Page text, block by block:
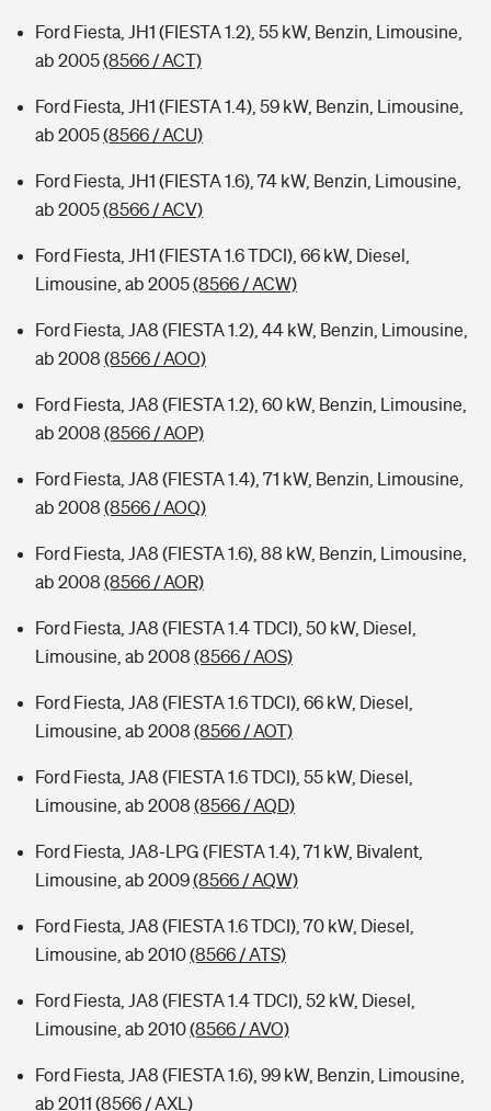
Ford Fiesta, JH1 (FIESTA 1.2), 55 kW, Benzin, Limousine,
ab 2005(8566 / ACT)
Ford Fiesta, JH1 (FIESTA 1.4), 59 kW, Benzin, Limousine,
ab 2005(8566 / ACU)
Ford Fiesta, JH1 (FIESTA 1.6), 74 kW, Benzin, Limousine,
ab 2005(8566 / ACV)
Ford Fiesta, JH1 (FIESTA 1.6 TDCI), 66 kW, Diesel,
Limousine, ab 2005(8566 / ACW)
Ford Fiesta, JA8 (FIESTA 1.2), 44 kW, Benzin, Limousine,
ab 2008 (8566 / AOO)
Ford Fiesta, JA8 (FIESTA 1.2), 60 kW, Benzin, Limousine,
ab 2008 (8566 / AOP)
Ford Fiesta, JA8 (FIESTA 1.4), 71 kW, Benzin, Limousine,
ab 2008 (8566 / AOQ)
Ford Fiesta, JA8 (FIESTA 1.6), 88 kW, Benzin, Limousine,
ab 2008 (8566 / AOR)
Ford Fiesta, JA8 (FIESTA 1.4 TDCI), 50 kW, Diesel,
Limousine, ab 2008 (8566 / AOS)
Ford Fiesta, JA8 (FIESTA 1.6 TDCI), 66 kW, Diesel,
Limousine, ab 2008 (8566 / AOT)
Ford Fiesta, JA8 (FIESTA 1.6 TDCI), 55 kW, Diesel,
Limousine, ab 2008 (8566 / AQD)
Ford Fiesta, JA8-LPG (FIESTA 1.4), 71 kW, Bivalent,
Limousine, ab 2009(8566 / AQW)
Ford Fiesta, JA8 (FIESTA 1.6 TDCI), 70 kW, Diesel,
Limousine, ab 2010(8566 / ATS)
Ford Fiesta, JA8 (FIESTA 1.4 TDCI), 52 kW, Diesel,
Limousine, ab 2010(8566 / AVO)
Ford Fiesta, JA8 (FIESTA 1.6), 99 kW, Benzin, Limousine,
ab 2011 (8566 / AXL)